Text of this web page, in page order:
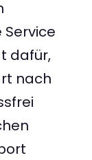
Service
dafür,
nach